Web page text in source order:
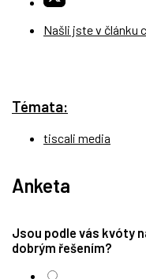
Našli jste v článku
Témata:
tiscali media
Anketa
Jsou podle vás kvóty
dobrým řešením?